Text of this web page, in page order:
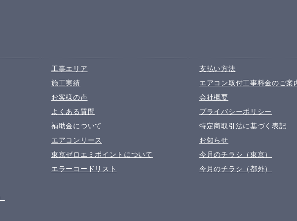
工事エリア
施工実績
お客様の声
よくある質問
補助金について
エアコンリース
東京ゼロエミポイントについて
エラーコードリスト
支払い方法
エアコン取付工事料金のご案
会社概要
プライバシーポリシー
特定商取引法に基づく表記
お知らせ
今月のチラシ（東京）
今月のチラシ（都外）